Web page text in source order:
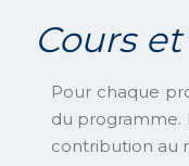
Cours
Pour chaque
du programme.
contribution au